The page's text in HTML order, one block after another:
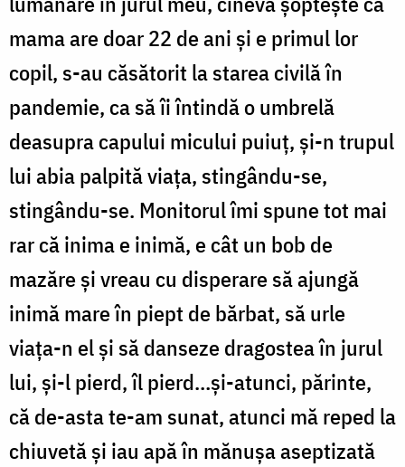
mama are doar 22 de ani și e primul lor
copil, s-au căsătorit la starea civilă în
pandemie, ca să îi întindă o umbrelă
deasupra capului micului puiuț, și-n trupul
lui abia palpită viața, stingându-se,
stingându-se. Monitorul îmi spune tot mai
rar că inima e inimă, e cât un bob de
mazăre și vreau cu disperare să ajungă
inimă mare în piept de bărbat, să urle
viața-n el și să danseze dragostea în jurul
lui, și-l pierd, îl pierd…și-atunci, părinte,
că de-asta te-am sunat, atunci mă reped la
chiuvetă și iau apă în mănușa aseptizată